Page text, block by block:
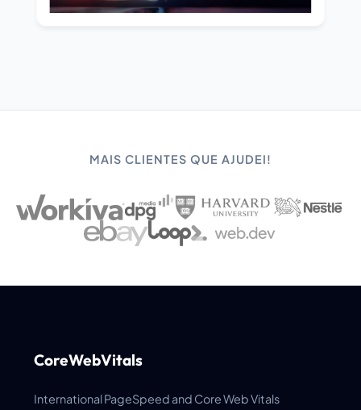
MAIS CLIENTES QUE AJUDEI!
CoreWebVitals
International PageSpeed and Core Web Vitals